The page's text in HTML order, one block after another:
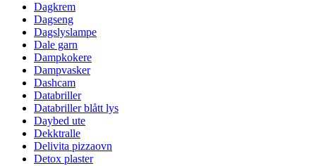
Dagkrem
Dagseng
Dagslyslampe
Dale garn
Dampkokere
Dampvasker
Dashcam
Databriller
Databriller blått lys
Daybed ute
Dekktralle
Delivita pizzaovn
Detox plaster